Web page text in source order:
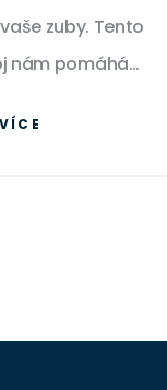
zuby. Tento
nám pomáhá